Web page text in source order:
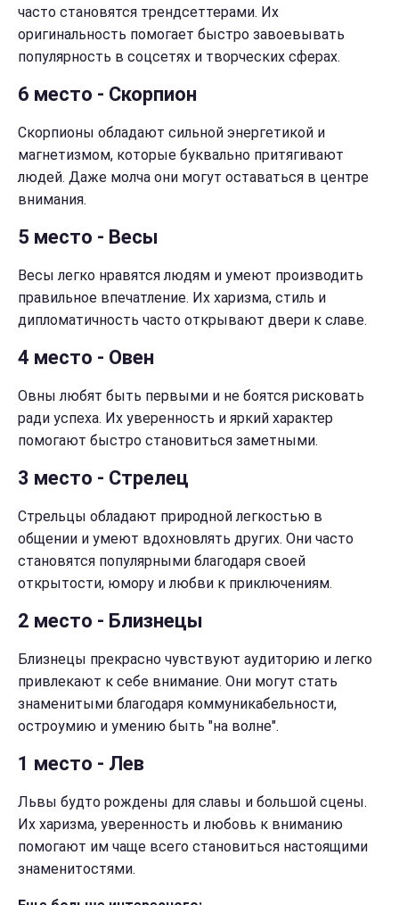
часто становятся трендсеттерами. Их
оригинальность помогает быстро завоевывать
популярность в соцсетях и творческих сферах.
6 место - Скорпион
Скорпионы обладают сильной энергетикой и
магнетизмом, которые буквально притягивают
людей. Даже молча они могут оставаться в центре
внимания.
5 место - Весы
Весы легко нравятся людям и умеют производить
правильное впечатление. Их харизма, стиль и
дипломатичность часто открывают двери к славе.
4 место - Овен
Овны любят быть первыми и не боятся рисковать
ради успеха. Их уверенность и яркий характер
помогают быстро становиться заметными.
3 место - Стрелец
Стрельцы обладают природной легкостью в
общении и умеют вдохновлять других. Они часто
становятся популярными благодаря своей
открытости, юмору и любви к приключениям.
2 место - Близнецы
Близнецы прекрасно чувствуют аудиторию и легко
привлекают к себе внимание. Они могут стать
знаменитыми благодаря коммуникабельности,
остроумию и умению быть "на волне".
1 место - Лев
Львы будто рождены для славы и большой сцены.
Их харизма, уверенность и любовь к вниманию
помогают им чаще всего становиться настоящими
знаменитостями.